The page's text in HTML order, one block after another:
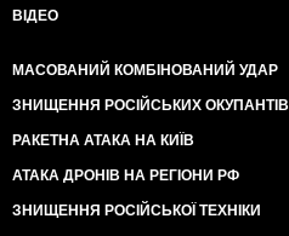
ВІДЕО
МАСОВАНИЙ КОМБІНОВАНИЙ УДАР
ЗНИЩЕННЯ РОСІЙСЬКИХ ОКУПАНТІВ
РАКЕТНА АТАКА НА КИЇВ
АТАКА ДРОНІВ НА РЕГІОНИ РФ
ЗНИЩЕННЯ РОСІЙСЬКОЇ ТЕХНІКИ